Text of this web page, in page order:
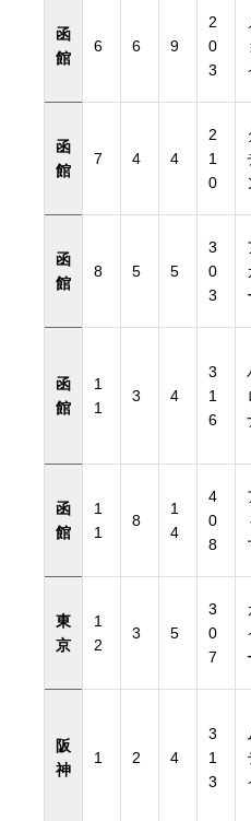
函
館
6 6 9
2
0
3
函
館
7 4 4
2
1
0
函
館
8 5 5
3
0
3
函
館
1
1
3 4
3
1
6
函
館
1
1
8
1
4
4
0
8
東
京
1
2
3 5
3
0
7
阪
神
1 2 4
3
1
3